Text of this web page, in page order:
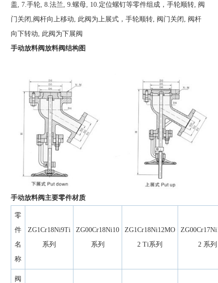
盖, 7.手轮, 8.法兰, 9.螺母, 10.定位螺钉等零件组成，手轮顺转, 阀
门关闭,阀杆向上移动, 此阀为上展式，手轮顺转, 阀门关闭, 阀杆
向下转动, 此阀为下展阀
手动放料阀放料阀结构图
手动放料阀主要零件材质
零
件
名
称
ZG1Cr18Ni9Ti
系列
ZG00Cr18Ni10
系列
ZG1Cr18Ni12MO
2 Ti系列
2 系列
阀